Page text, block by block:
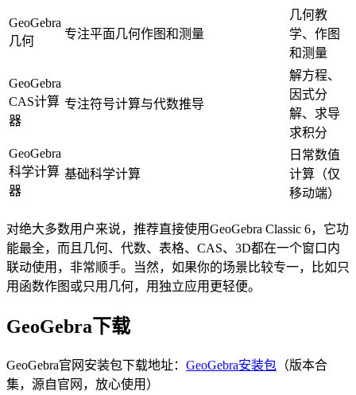
GeoGebra
几何
专注平面几何作图和测量
几何教
学、作图
和测量
GeoGebra
CAS计算
器
专注符号计算与代数推导
解方程、
因式分
解、求导
求积分
GeoGebra
科学计算
器
基础科学计算
日常数值
计算（仅
移动端）
对绝大多数用户来说，推荐直接使用GeoGebra Classic 6，它功
能最全，而且几何、代数、表格、CAS、3D都在一个窗口内
联动使用，非常顺手。当然，如果你的场景比较专一，比如只
用函数作图或只用几何，用独立应用更轻便。
GeoGebra下载
GeoGebra官网安装包下载地址： GeoGebra安装包 （版本合
集，源自官网，放心使用）